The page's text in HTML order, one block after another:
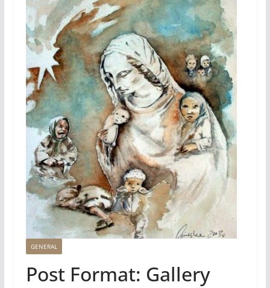
GENERAL
Post Format: Gallery